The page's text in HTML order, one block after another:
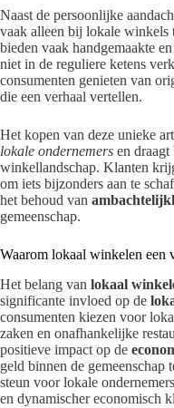
Naast de persoonlijke
vaak alleen bij lokale
bieden vaak handgemaakte
niet in de reguliere ketens
consumenten genieten van
die een verhaal vertellen.
Het kopen van deze unieke
lokale ondernemers en
winkellandschap. Klanten
om iets bijzonders aan te
het behoud van
gemeenschap.
Waarom lokaal winkelen een
Het belang van lokaal
significante invloed op de
consumenten kiezen voor
zaken en onafhankelijke
positieve impact op de
geld binnen de gemeenschap
steun voor lokale
en dynamischer economisch